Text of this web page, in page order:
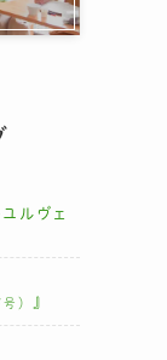
ルヴェ
号） 』